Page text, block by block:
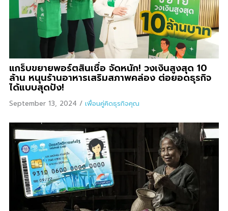
แกร็บขยายพอร์ตสินเชื่อ จัดหนัก! วงเงินสูงสุด 10
ล้าน หนุนร้านอาหารเสริมสภาพคล่อง ต่อยอดธุรกิจ
ได้แบบสุดปัง!
September 13, 2024 / เพื่อนคู่คิดธุรกิจคุณ